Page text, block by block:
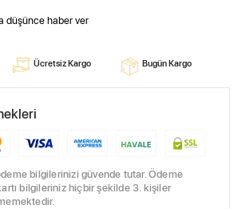
düşünce haber ver
Ücretsiz Kargo Bugün Kargo
bilgilerinizi güvende tutar. Ödeme
bilgileriniz hiçbir şekilde 3. kişiler